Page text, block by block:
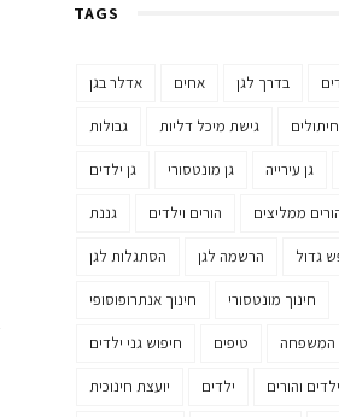
TAGS
אדלר בגן אחים בדרך לגן
גבולות גישת מיכל דליות
גן ילדים גן מונטסורי גן עירייה
גננת הורים וילדים ממליצים
הסתגלות לגן הרשמה לגן גדול
חינוך אנתרופוסופי חינוך מונטסורי
חיפוש גני ילדים טיפים המשפחה
יועצת חינוכית ילדים ילדים והורים